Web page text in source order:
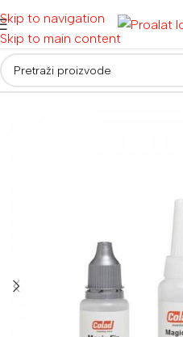
Skip to navigation
Skip to main content
Početna/ Auto reparatura